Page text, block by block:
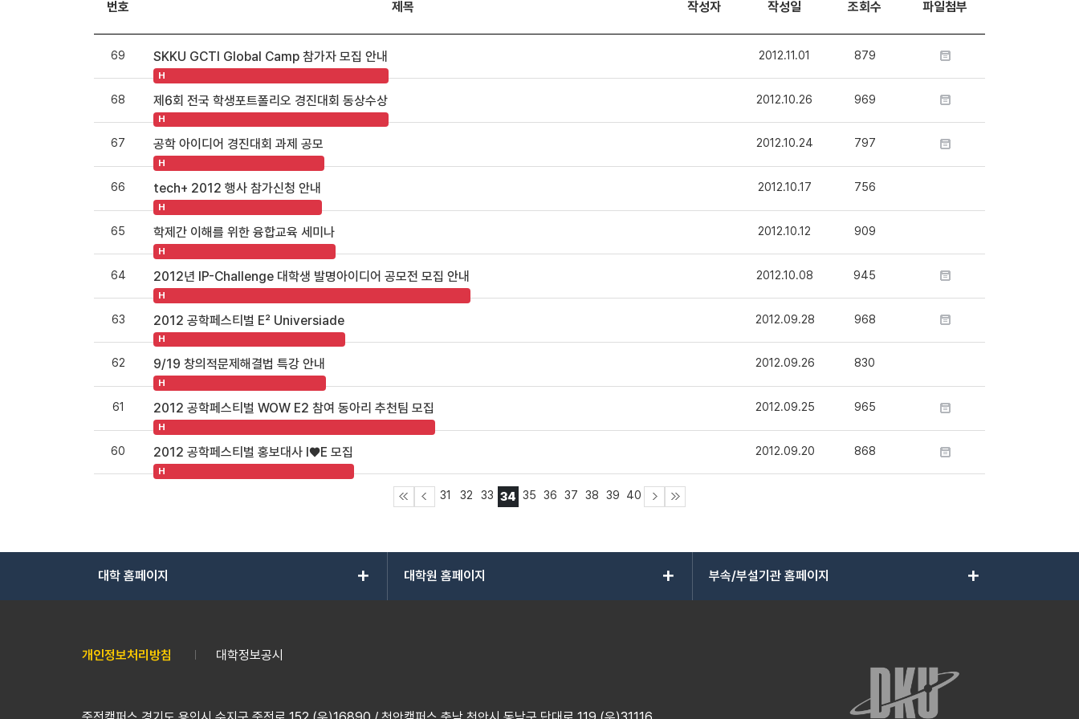
번호 제목 작성자 작성일 조회수 파일첨부
69 SKKU GCTI Global Camp 참가자 모집 안내
H
2012.11.01 879
68 제6회 전국 학생포트폴리오 경진대회 동상수상
H
2012.10.26 969
67 공학 아이디어 경진대회 과제 공모
H
2012.10.24 797
66 tech+ 2012 행사 참가신청 안내
H
2012.10.17 756
65 학제간 이해를 위한 융합교육 세미나
H
2012.10.12 909
64 2012년 IP-Challenge 대학생 발명아이디어 공모전 모집 안내
H
2012.10.08 945
63 2012 공학페스티벌 E² Universiade
H
2012.09.28 968
62 9/19 창의적문제해결법 특강 안내
H
2012.09.26 830
61 2012 공학페스티벌 WOW E2 참여 동아리 추천팀 모집
H
2012.09.25 965
60 2012 공학페스티벌 홍보대사 I♥E 모집
H
2012.09.20 868
31 32 33 34 35 36 37 38 39 40
대학 홈페이지 add 대학원 홈페이지 add 부속/부설기관 홈페이지 add
개인정보처리방침 대학정보공시